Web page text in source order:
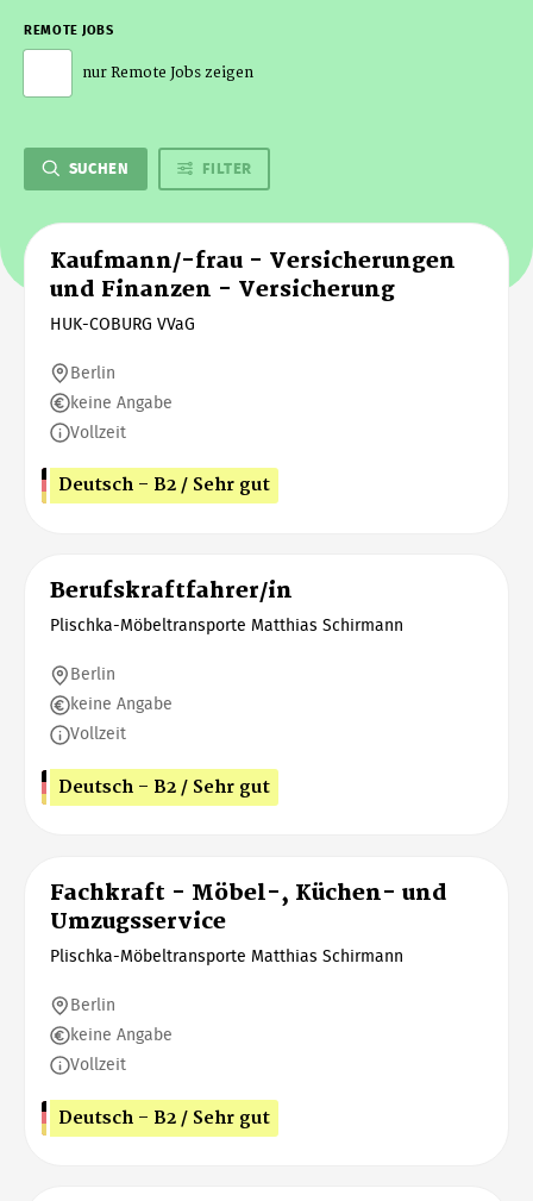
REMOTE JOBS
nur Remote Jobs zeigen
SUCHEN FILTER
Kaufmann/-frau - Versicherungen
und Finanzen - Versicherung
HUK-COBURG VVaG
Berlin
keine Angabe
Vollzeit
Deutsch - B2 / Sehr gut
Berufskraftfahrer/in
Plischka-Möbeltransporte Matthias Schirmann
Berlin
keine Angabe
Vollzeit
Deutsch - B2 / Sehr gut
Fachkraft - Möbel-, Küchen- und
Umzugsservice
Plischka-Möbeltransporte Matthias Schirmann
Berlin
keine Angabe
Vollzeit
Deutsch - B2 / Sehr gut